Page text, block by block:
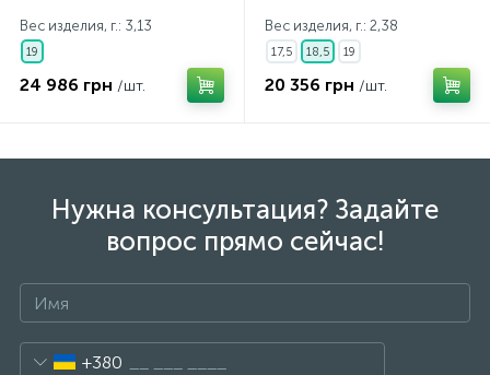
Вес изделия, г.: 3,13
19
24 986 грн /шт.
Вес изделия, г.: 2,38
17,5 18,5 19
20 356 грн /шт.
Нужна консультация? Задайте
вопрос прямо сейчас!
+380